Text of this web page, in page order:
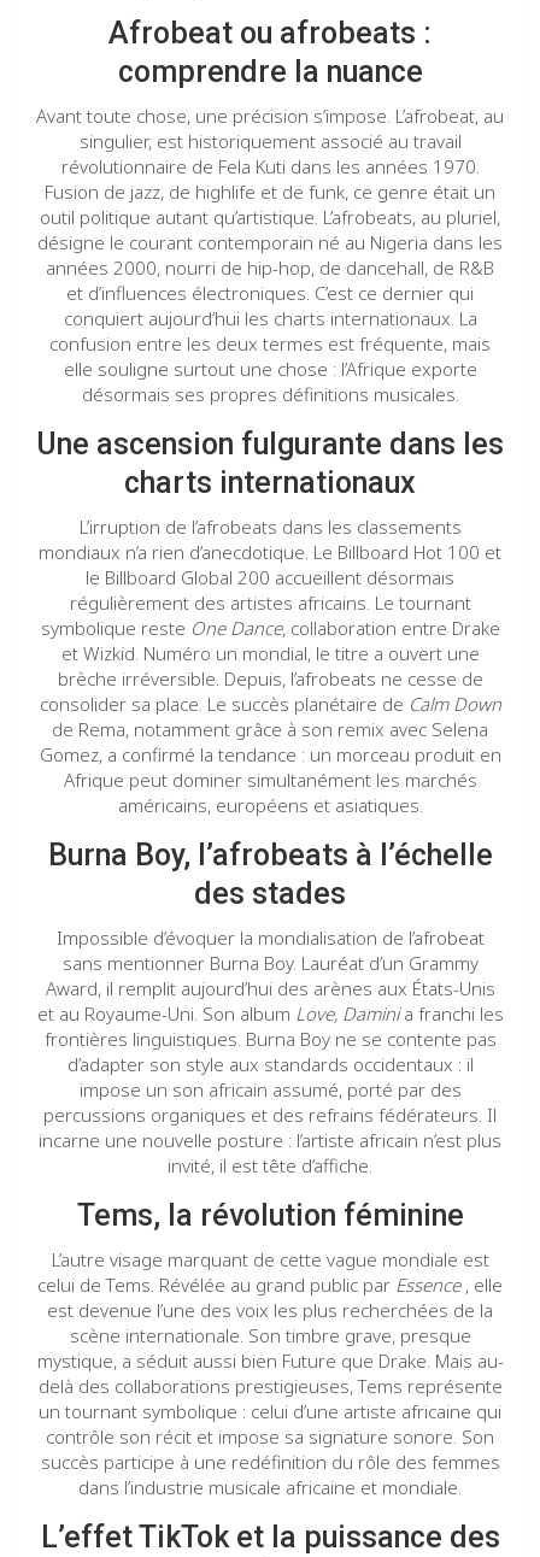
Afrobeat ou afrobeats :
comprendre la nuance
Avant toute chose, une précision s’impose. L’afrobeat, au
singulier, est historiquement associé au travail
révolutionnaire de Fela Kuti dans les années 1970.
Fusion de jazz, de highlife et de funk, ce genre était un
outil politique autant qu’artistique. L’afrobeats, au pluriel,
désigne le courant contemporain né au Nigeria dans les
années 2000, nourri de hip-hop, de dancehall, de R&B
et d’influences électroniques. C’est ce dernier qui
conquiert aujourd’hui les charts internationaux. La
confusion entre les deux termes est fréquente, mais
elle souligne surtout une chose : l’Afrique exporte
désormais ses propres définitions musicales.
Une ascension fulgurante dans les
charts internationaux
L’irruption de l’afrobeats dans les classements
mondiaux n’a rien d’anecdotique. Le Billboard Hot 100 et
le Billboard Global 200 accueillent désormais
régulièrement des artistes africains. Le tournant
symbolique reste One Dance, collaboration entre Drake
et Wizkid. Numéro un mondial, le titre a ouvert une
brèche irréversible. Depuis, l’afrobeats ne cesse de
consolider sa place. Le succès planétaire de Calm Down
de Rema, notamment grâce à son remix avec Selena
Gomez, a confirmé la tendance : un morceau produit en
Afrique peut dominer simultanément les marchés
américains, européens et asiatiques.
Burna Boy, l’afrobeats à l’échelle
des stades
Impossible d’évoquer la mondialisation de l’afrobeat
sans mentionner Burna Boy. Lauréat d’un Grammy
Award, il remplit aujourd’hui des arènes aux États-Unis
et au Royaume-Uni. Son album Love, Daminia franchi les
frontières linguistiques. Burna Boy ne se contente pas
d’adapter son style aux standards occidentaux : il
impose un son africain assumé, porté par des
percussions organiques et des refrains fédérateurs. Il
incarne une nouvelle posture : l’artiste africain n’est plus
invité, il est tête d’affiche.
Tems, la révolution féminine
L’autre visage marquant de cette vague mondiale est
celui de Tems. Révélée au grand public par Essence, elle
est devenue l’une des voix les plus recherchées de la
scène internationale. Son timbre grave, presque
mystique, a séduit aussi bien Future que Drake. Mais au-
delà des collaborations prestigieuses, Tems représente
un tournant symbolique : celui d’une artiste africaine qui
contrôle son récit et impose sa signature sonore. Son
succès participe à une redéfinition du rôle des femmes
dans l’industrie musicale africaine et mondiale.
L’effet TikTok et la puissance des